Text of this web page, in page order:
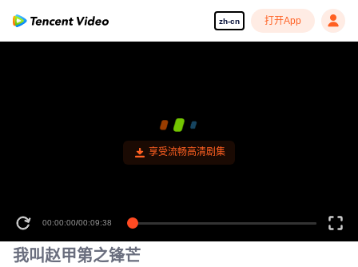
zh-cn 打开App
享受流畅高清剧集
00:00:00/00:09:38
我叫赵甲第之锋芒